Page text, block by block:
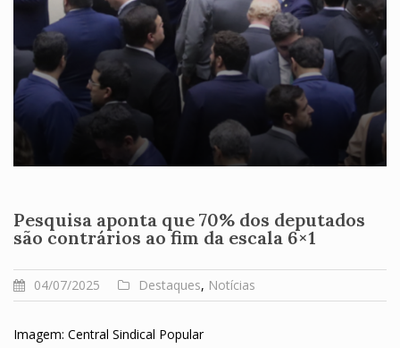
Pesquisa aponta que 70% dos deputados
são contrários ao fim da escala 6×1
04/07/2025 Destaques, Notícias
Imagem: Central Sindical Popular